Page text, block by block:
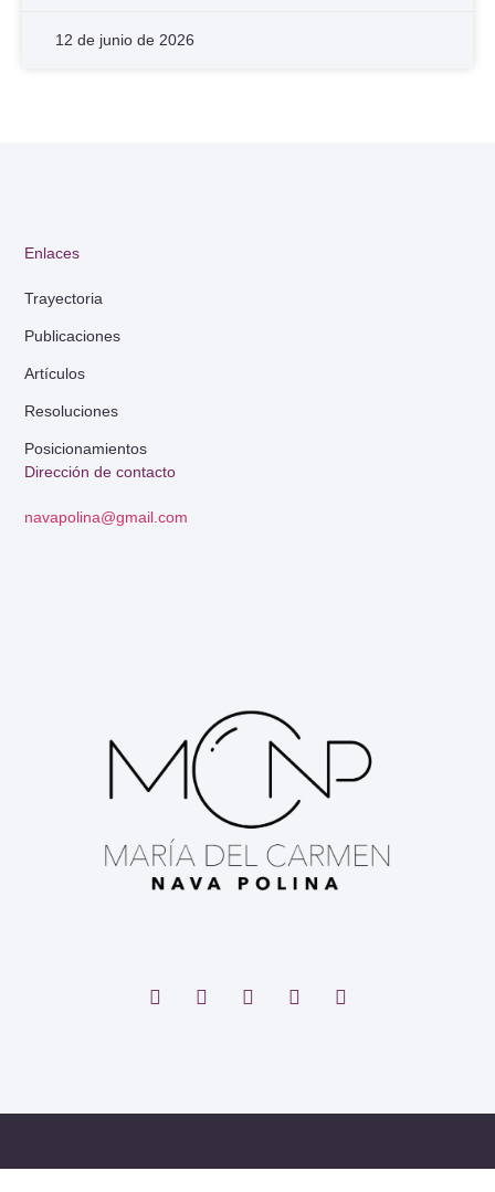
12 de junio de 2026
Dirección de contacto
navapolina@gmail.com
Enlaces
Trayectoria
Publicaciones
Artículos
Resoluciones
Posicionamientos